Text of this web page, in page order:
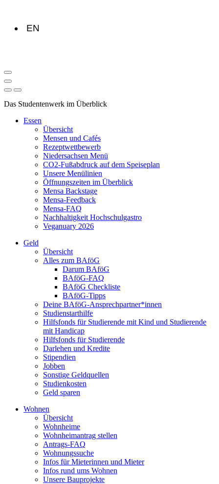
EN
Das Studentenwerk im Überblick
Essen
Übersicht
Mensen und Cafés
Rezeptwettbewerb
Niedersachsen Menü
CO2-Fußabdruck auf dem Speiseplan
Unsere Menülinien
Öffnungszeiten im Überblick
Mensa Backstage
Mensa-Feedback
Mensa-FAQ
Nachhaltigkeit Hochschulgastro
Veganuary 2026
Geld
Übersicht
Alles zum BAföG
Darum BAföG
BAföG-FAQ
BAföG Checkliste
BAföG-Tipps
Deine BAföG-Ansprechpartner*innen
Studienstarthilfe
Hilfsfonds für Studierende mit Kind und Studierende
mit Handicap
Hilfsfonds für Studierende
Darlehen und Kredite
Stipendien
Jobben
Sonstige Geldquellen
Studienkosten
Geld sparen
Wohnen
Übersicht
Wohnheime
Wohnheimantrag stellen
Antrags-FAQ
Wohnungssuche
Infos für Mieterinnen und Mieter
Infos rund ums Wohnen
Unsere Bauprojekte